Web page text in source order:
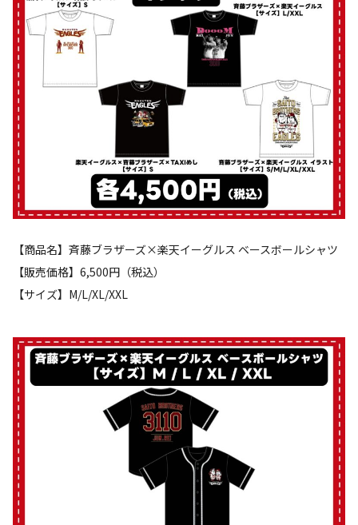
【商品名】斉藤ブラザーズ×楽天イーグルス ベースボールシャツ
【販売価格】6,500円（税込）
【サイズ】M/L/XL/XXL